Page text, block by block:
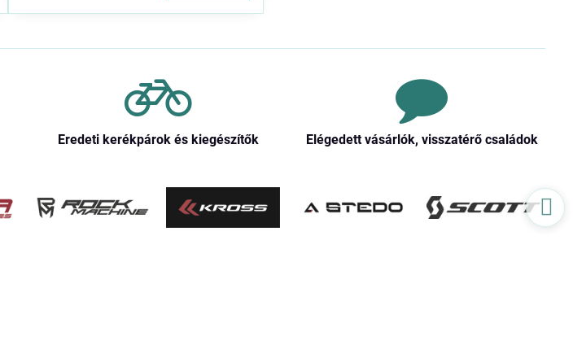
Eredeti kerékpárok és kiegészítők Elégedett vásárlók, visszatérő családok